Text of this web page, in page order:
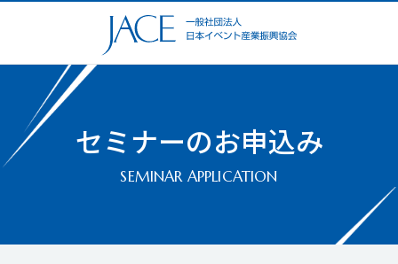
セミナーのお申込み
SEMINAR APPLICATION